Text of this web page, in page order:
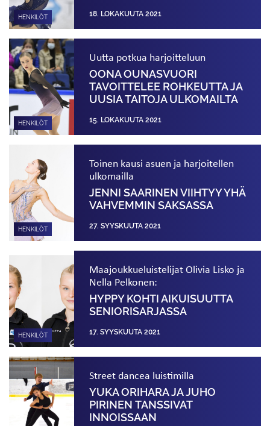
HENKILÖT 18. LOKAKUUTA 2021
HENKILÖT
Uutta potkua harjoitteluun
OONA OUNASVUORI
TAVOITTELEE ROHKEUTTA JA
UUSIA TAITOJA ULKOMAILTA
15. LOKAKUUTA 2021
HENKILÖT
Toinen kausi asuen ja harjoitellen
ulkomailla
JENNI SAARINEN VIIHTYY YHÄ
VAHVEMMIN SAKSASSA
27. SYYSKUUTA 2021
HENKILÖT
Maajoukkueluistelijat Olivia Lisko ja
Nella Pelkonen:
HYPPY KOHTI AIKUISUUTTA
SENIORISARJASSA
17. SYYSKUUTA 2021
Street dancea luistimilla
YUKA ORIHARA JA JUHO
PIRINEN TANSSIVAT
INNOISSAAN